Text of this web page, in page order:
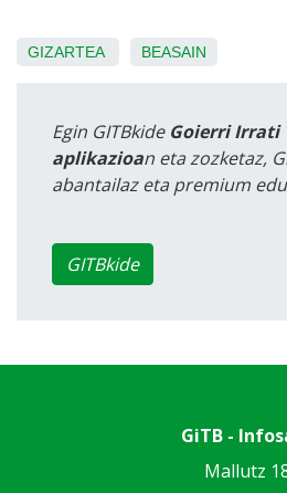
GIZARTEA BEASAIN
Egin GITBkide Goierri Irrati
aplikazioan eta zozketaz,
abantailaz eta premium
GITBkide
GiTB -
Mallutz